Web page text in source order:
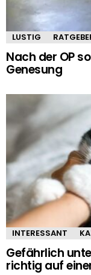
LUSTIG
Nach der OP
Genesung
INTERESSANT
Gefährlich
richtig auf